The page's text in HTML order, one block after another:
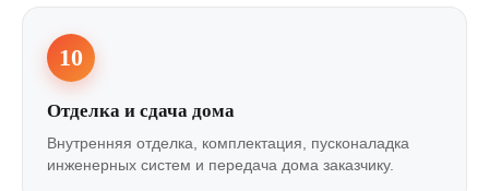
10
Отделка и сдача дома
Внутренняя отделка, комплектация, пусконаладка
инженерных систем и передача дома заказчику.